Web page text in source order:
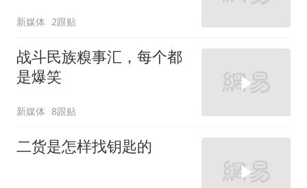
新媒体 2跟贴
战斗民族糗事汇，每个都
是爆笑
新媒体 8跟贴
二货是怎样找钥匙的